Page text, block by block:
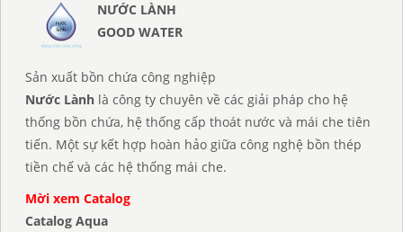
NƯỚC LÀNH
GOOD WATER
Sản xuất bồn chứa công nghiệp
Nước Lànhlà công ty chuyên về các giải pháp cho hệ
thống bồn chứa, hệ thống cấp thoát nước và mái che tiên
tiến. Một sự kết hợp hoàn hảo giữa công nghệ bồn thép
tiền chế và các hệ thống mái che.
Mời xem Catalog
Catalog Aqua